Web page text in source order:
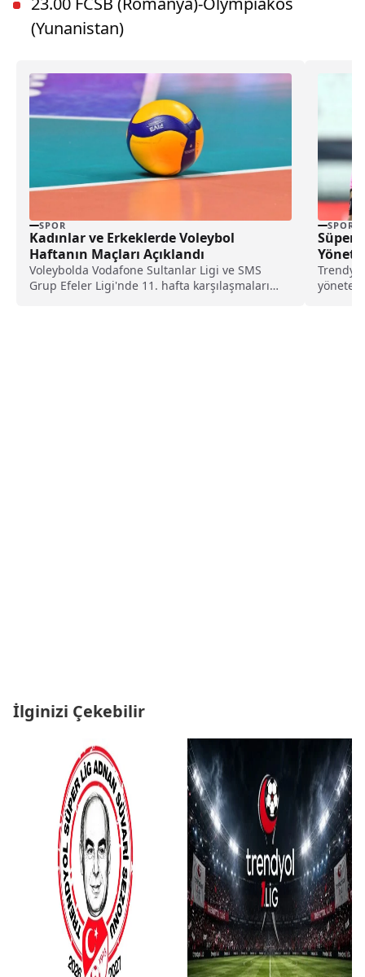
(Yunanistan)
SPOR
Kadınlar ve Erkeklerde Voleybol
Haftanın Maçları Açıklandı
Voleybolda Vodafone Sultanlar Ligi ve SMS
Grup Efeler Ligi'nde 11. hafta karşılaşmaları
SPOR
Süper
İlginizi Çekebilir